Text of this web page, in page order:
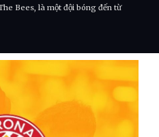
Bees, là một đội bóng đến từ